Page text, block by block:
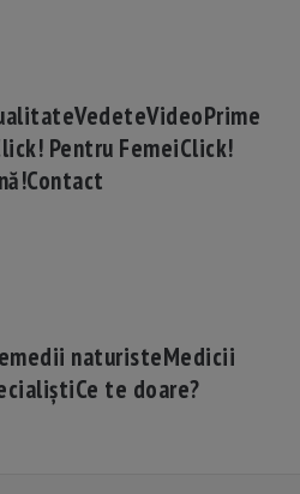
VedeteVideoPrime
Pentru FemeiClick!
Contact
naturisteMedicii
Ce te doare?